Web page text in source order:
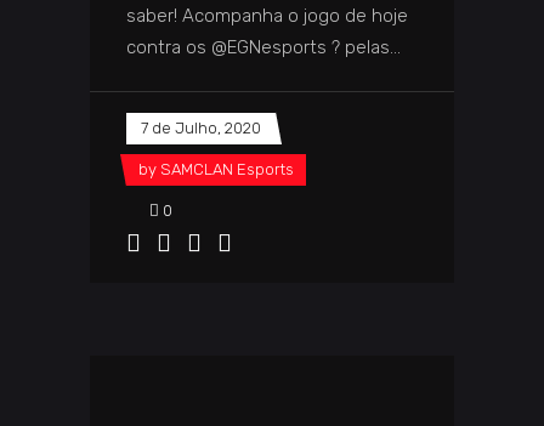
saber! Acompanha o jogo de hoje
contra os @EGNesports ? pelas
7 de Julho, 2020
by SAMCLAN Esports
0